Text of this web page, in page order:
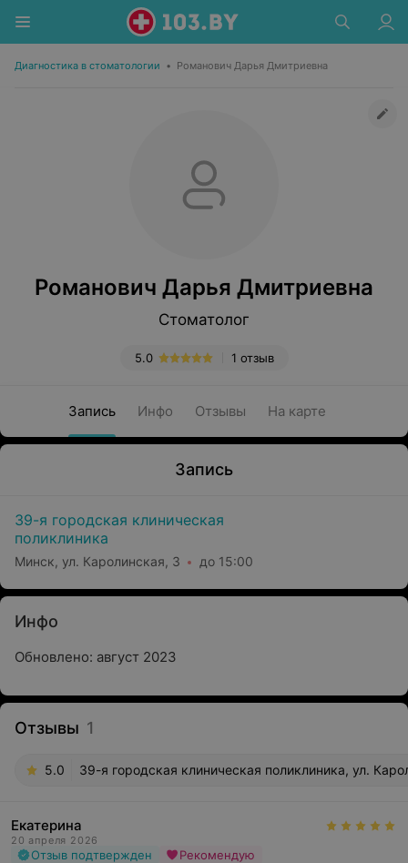
Диагностика в стоматологии • Романович Дарья Дмитриевна
Романович Дарья Дмитриевна
Стоматолог
1 отзыв
5.0
Запись Инфо Отзывы На карте
Запись
39-я городская клиническая
поликлиника
Минск, ул. Каролинская, 3 до 15:00
Инфо
Обновлено: август 2023
Отзывы 1
5.0 39-я городская клиническая поликлиника, ул.
Екатерина
20 апреля 2026
Отзыв подтвержден Рекомендую